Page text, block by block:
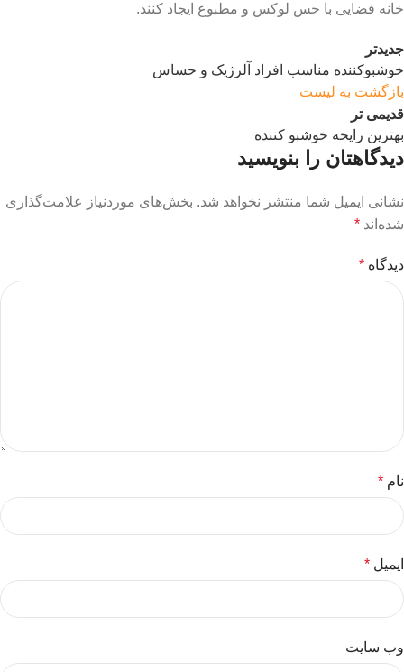
خانه فضایی با حس لوکس و مطبوع ایجاد کنند.
جدیدتر
خوشبوکننده مناسب افراد آلرژیک و حساس
بازگشت به لیست
قدیمی تر
بهترین رایحه خوشبو کننده
دیدگاهتان را بنویسید
نشانی ایمیل شما منتشر نخواهد شد. بخش‌های موردنیاز علامت‌گذاری
شده‌اند *
دیدگاه *
نام *
ایمیل *
وب‌ سایت